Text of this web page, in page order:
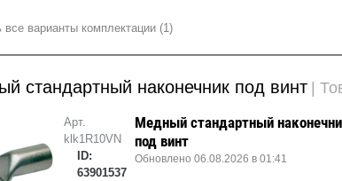
все варианты комплектации (1)
стандартный наконечник под винт |
Арт.
klk1R10VN
ID:
63901537
Медный стандартный
под винт
Обновлено 06.08.2026 в 01:41